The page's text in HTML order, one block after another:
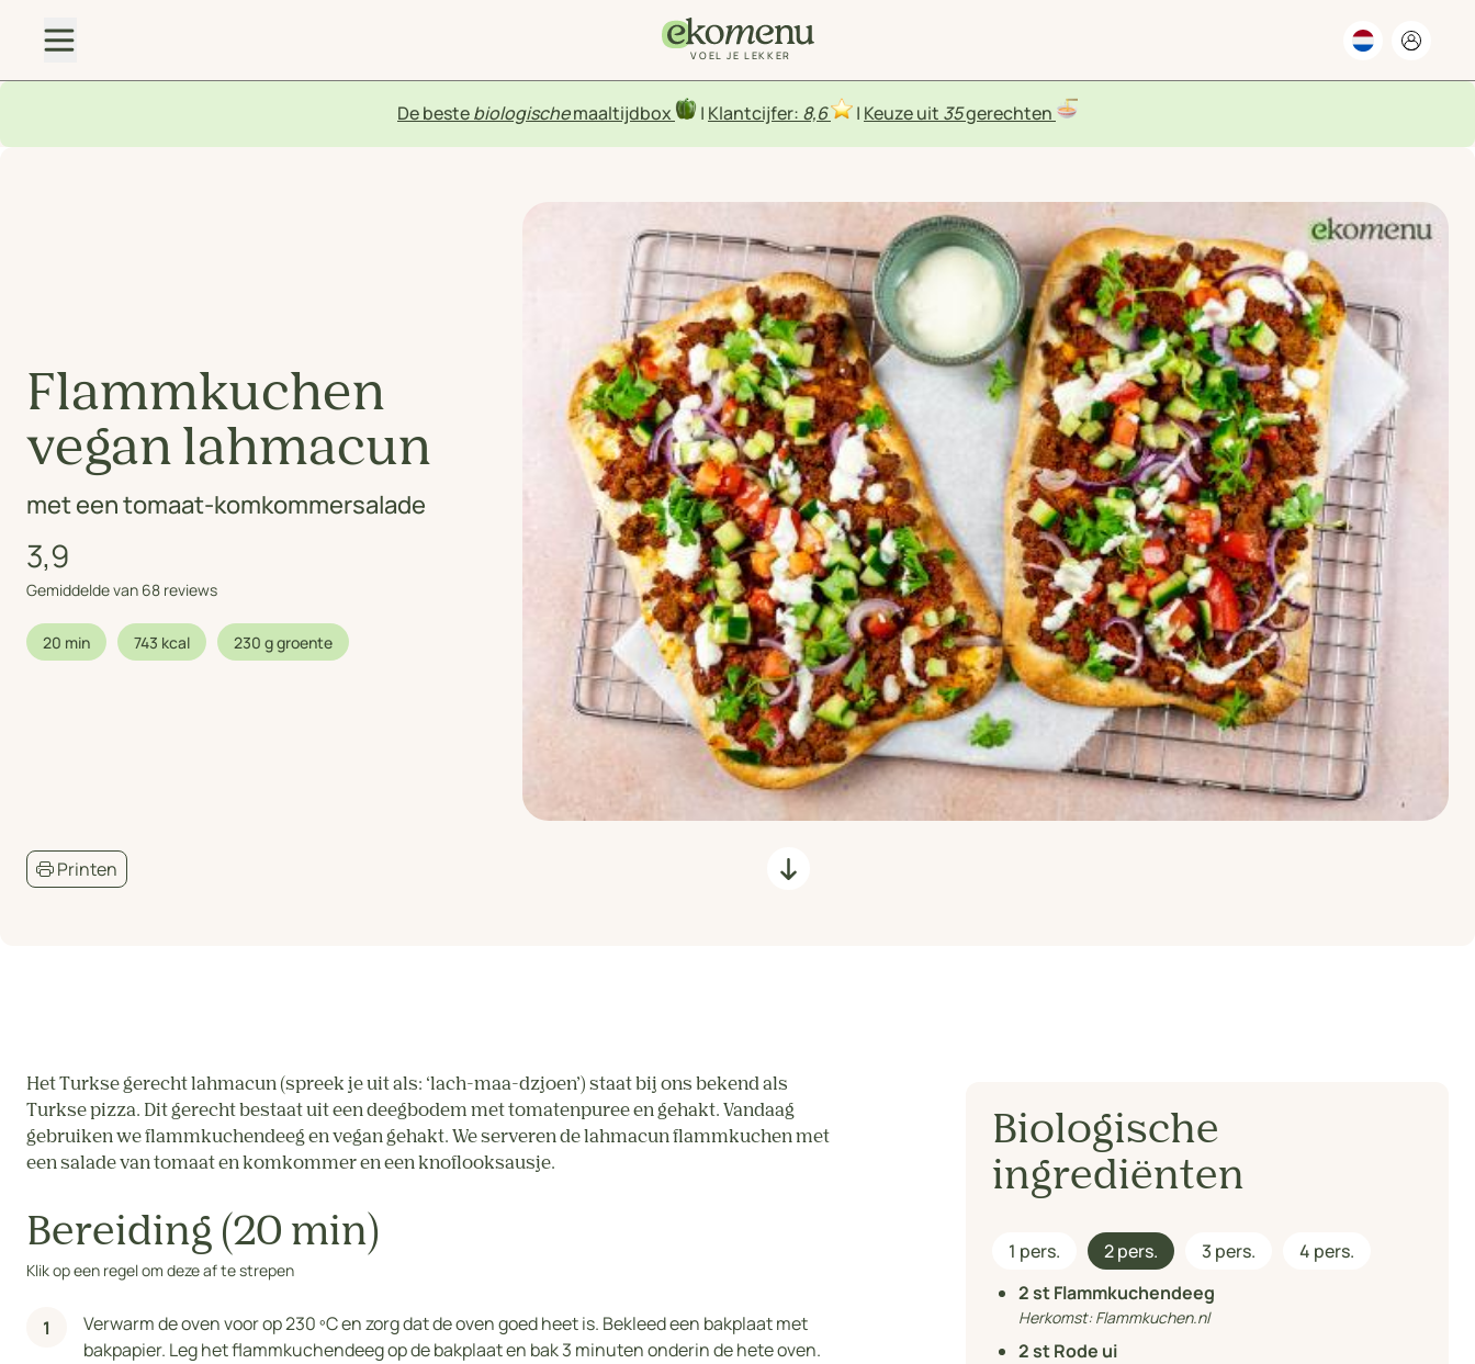
VOEL JE LEKKER
De bestebiologischemaaltijdbox | Klantcijfer: 8,6 | Keuze uit 35gerechten
Flammkuchen
vegan lahmacun
met een tomaat-komkommersalade
3,9
Gemiddelde van 68 reviews
20 min 743 kcal 230 g groente
Printen
Het Turkse gerecht lahmacun (spreek je uit als: ‘lach-maa-dzjoen’) staat bij ons bekend als
Turkse pizza. Dit gerecht bestaat uit een deegbodem met tomatenpuree en gehakt. Vandaag
gebruiken we flammkuchendeeg en vegan gehakt. We serveren de lahmacun flammkuchen met
een salade van tomaat en komkommer en een knoflooksausje.
Bereiding (20 min)
Klik op een regel om deze af te strepen
Verwarm de oven voor op 230 ºC en zorg dat de oven goed heet is. Bekleed een bakplaat met
bakpapier. Leg het flammkuchendeeg op de bakplaat en bak 3 minuten onderin de hete oven.
Biologische
ingrediënten
1 pers. 2 pers. 3 pers.
4 pers.
2st Flammkuchendeeg
Herkomst:Flammkuchen.nl
2st Rode ui